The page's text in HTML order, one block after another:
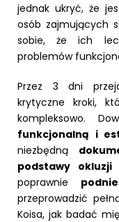
jednak ukryć, że
osób zajmujących
sobie, że ich
problemów
Przez 3 dni
krytyczne kroki,
kompleksowo.
funkcjonalną i
niezbędną
podstawy okluzji
poprawnie
przeprowadzić
Koisa, jak badać